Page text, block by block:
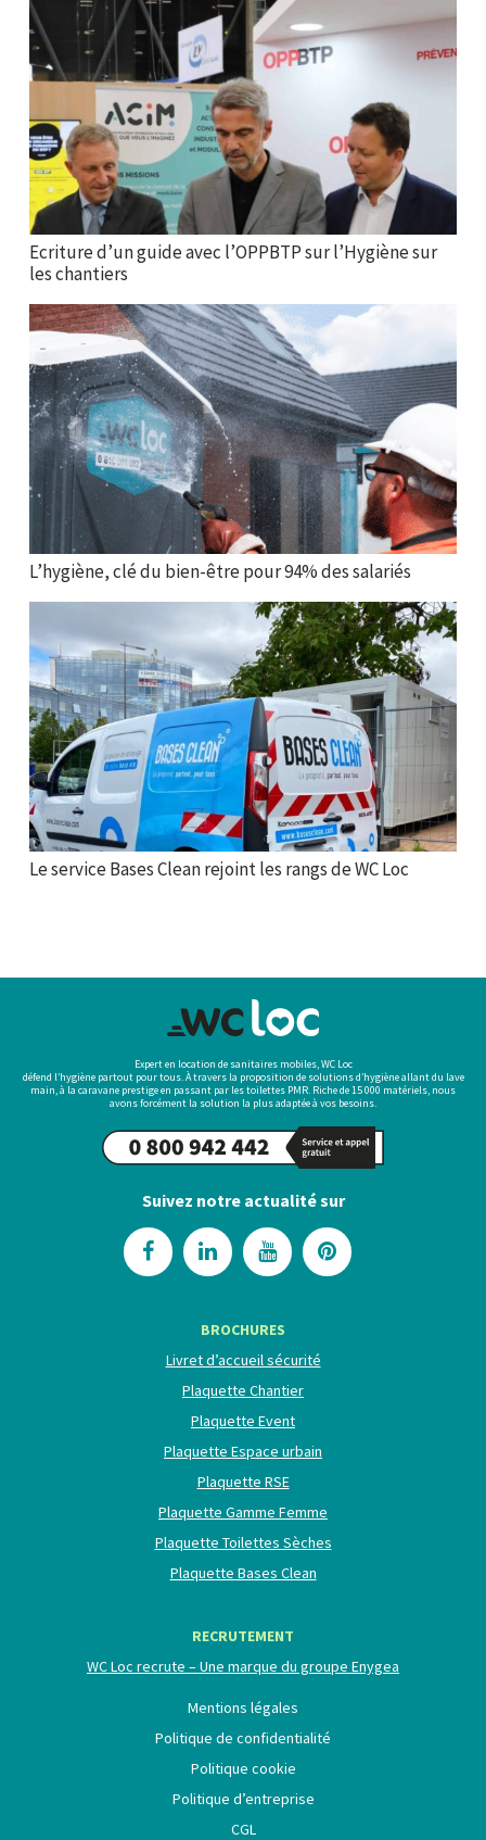
Ecriture d’un guide avec l’OPPBTP sur l’Hygiène sur
les chantiers
L’hygiène, clé du bien-être pour 94% des salariés
Le service Bases Clean rejoint les rangs de WC Loc
Expert en location de sanitaires mobiles, WC Loc
défend l’hygiène partout pour tous. À travers la proposition de solutions d’hygiène allant du lave
main, à la caravane prestige en passant par les toilettes PMR. Riche de 15 000 matériels, nous
avons forcément la solution la plus adaptée à vos besoins.
Suivez notre actualité sur
BROCHURES
Livret d’accueil sécurité
Plaquette Chantier
Plaquette Event
Plaquette Espace urbain
Plaquette RSE
Plaquette Gamme Femme
Plaquette Toilettes Sèches
Plaquette Bases Clean
RECRUTEMENT
WC Loc recrute – Une marque du groupe Enygea
Mentions légales
Politique de confidentialité
Politique cookie
Politique d’entreprise
CGL